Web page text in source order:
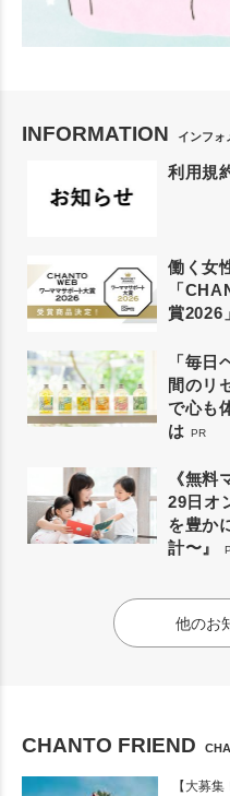
INFORMATION インフォ
利用規
働く女
「
賞2026
「毎
間のリ
で心も
は PR
《無料
29日オ
を豊か
計〜』
他のお
CHANTO FRIEND
【大募